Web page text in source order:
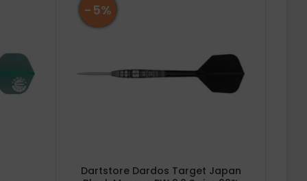
-5%
Dartstore Dardos Target Japan